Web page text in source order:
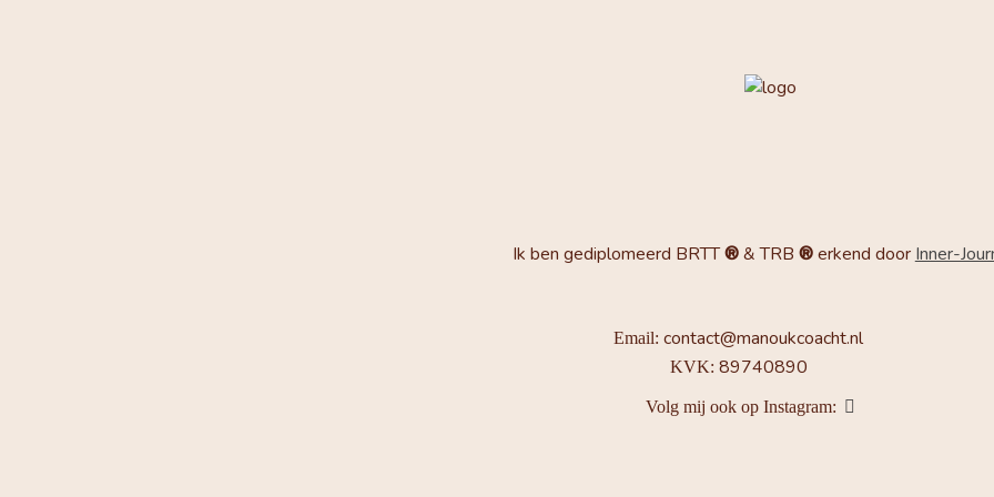
Ik ben gediplomeerd BRTT®& TRB ®erkend door Inner-
Email: contact@manoukcoacht.nl
KVK: 89740890
Volg mij ook op Instagram: